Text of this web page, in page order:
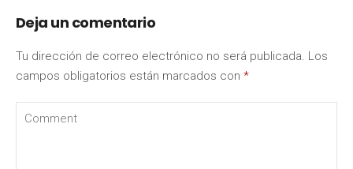
Deja un comentario
Tu dirección de correo electrónico no será publicada. Los
campos obligatorios están marcados con *